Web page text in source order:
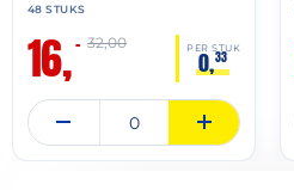
48 STUKS
16,– PER STUK
0,33
32,00